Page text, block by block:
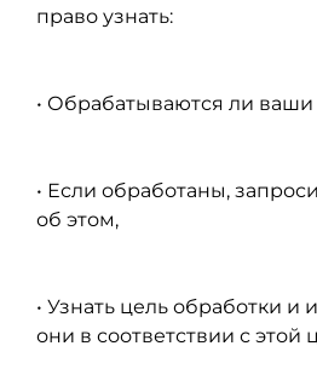
право узнать:
• Обрабатываются ли
• Если обработаны,
об этом,
• Узнать цель обработки и
они в соответствии с этой